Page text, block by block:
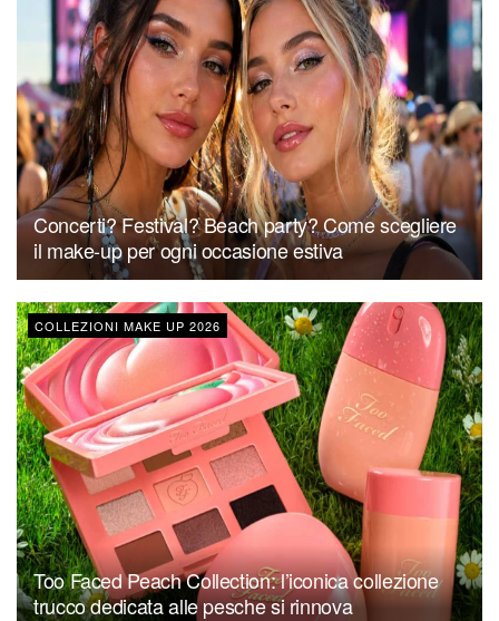
Concerti? Festival? Beach party? Come scegliere
il make-up per ogni occasione estiva
COLLEZIONI MAKE UP 2026
Too Faced Peach Collection: l’iconica collezione
trucco dedicata alle pesche si rinnova